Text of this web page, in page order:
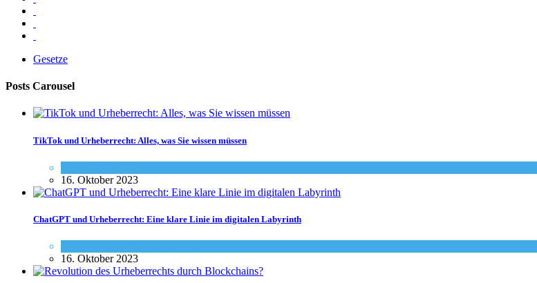
Gesetze
Posts Carousel
TikTok und Urheberrecht: Alles, was Sie wissen müssen
16. Oktober 2023
ChatGPT und Urheberrecht: Eine klare Linie im digitalen Labyrinth
16. Oktober 2023